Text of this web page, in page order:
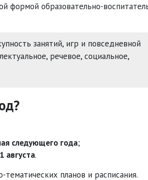
формой образовательно-
занятий, игр и повседневной
речевое, социальное,
следующего года;
августа.
планов и расписания.